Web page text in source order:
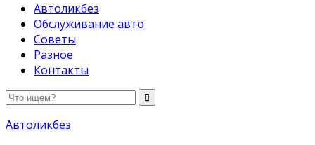
Автоликбез
Обслуживание авто
Советы
Разное
Контакты
Автоликбез